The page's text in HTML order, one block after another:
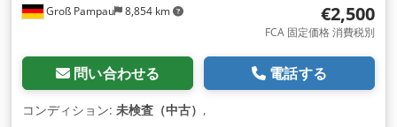
Groß Pampau 8,854 km €2,500
FCA 固定価格 消費税別
問い合わせる 電話する
コンディション: 未検査（中古） ,